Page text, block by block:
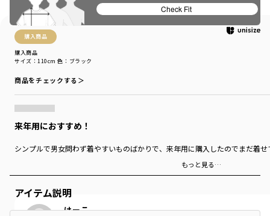
購入商品
購入商品
サイズ：110cm 色：ブラック
商品をチェックする＞
来年用におすすめ！
シンプルで男女問わず着やすいものばかりで、来年用に購入したのでまだ着
もっと見る…
けーこ
アイテム説明
Check Fit